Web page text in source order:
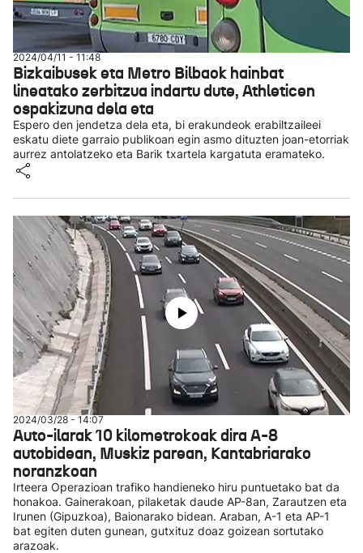
2024/04/11 - 11:48
Bizkaibusek eta Metro Bilbaok hainbat
lineatako zerbitzua indartu dute, Athleticen
ospakizuna dela eta
Espero den jendetza dela eta, bi erakundeok erabiltzaileei
eskatu diete garraio publikoan egin asmo dituzten joan-etorriak
aurrez antolatzeko eta Barik txartela kargatuta eramateko.
2024/03/28 - 14:07
Auto-ilarak 10 kilometrokoak dira A-8
autobidean, Muskiz parean, Kantabriarako
noranzkoan
Irteera Operazioan trafiko handieneko hiru puntuetako bat da
honakoa. Gainerakoan, pilaketak daude AP-8an, Zarautzen eta
Irunen (Gipuzkoa), Baionarako bidean. Araban, A-1 eta AP-1
bat egiten duten gunean, gutxituz doaz goizean sortutako
arazoak.